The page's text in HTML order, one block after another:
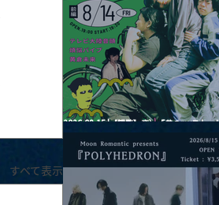
すべて表示
2026.08.15 |【観覧】夜）『巷のmyスト
ッシュ⚡️後編』